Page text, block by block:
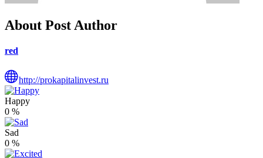
About Post Author
red
http://prokapitalinvest.ru
Happy
0 %
Sad
0 %